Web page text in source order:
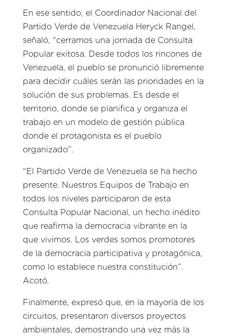
En ese sentido, el Coordinador Nacional del
Partido Verde de Venezuela Heryck Rangel,
señaló, “cerramos una jornada de Consulta
Popular exitosa. Desde todos los rincones de
Venezuela, el pueblo se pronunció libremente
para decidir cuáles serán las prioridades en la
solución de sus problemas. Es desde el
territorio, donde se planifica y organiza el
trabajo en un modelo de gestión pública
donde el protagonista es el pueblo
organizado”.
“El Partido Verde de Venezuela se ha hecho
presente. Nuestros Equipos de Trabajo en
todos los niveles participaron de esta
Consulta Popular Nacional, un hecho inédito
que reafirma la democracia vibrante en la
que vivimos. Los verdes somos promotores
de la democracia participativa y protagónica,
como lo establece nuestra constitución”.
Acotó.
Finalmente, expresó que, en la mayoría de los
circuitos, presentaron diversos proyectos
ambientales, demostrando una vez más la